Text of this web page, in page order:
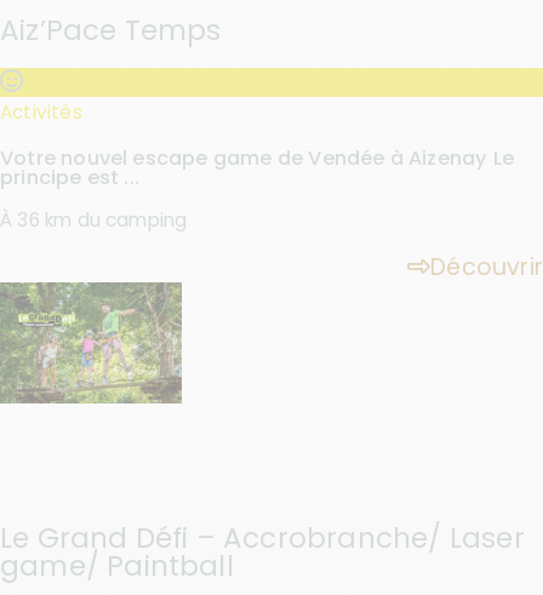
Aiz’Pace Temps
Activités
Votre nouvel escape game de Vendée à Aizenay Le
principe est ...
À 36 km du camping
Découvrir
Le Grand Défi – Accrobranche/ Laser
game/ Paintball